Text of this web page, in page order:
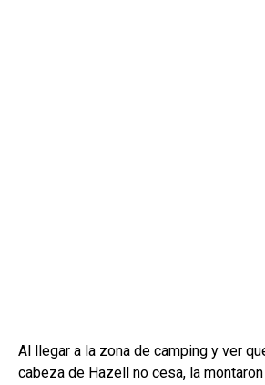
Al llegar a la zona de camping y ver
cabeza de Hazell no cesa, la montaron